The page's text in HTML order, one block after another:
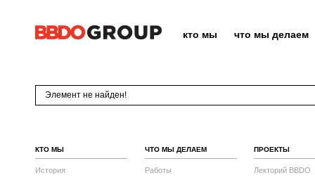
кто мы что мы делаем
Элемент не найден!
КТО МЫ
История
ЧТО МЫ ДЕЛАЕМ
Работы
ПРОЕКТЫ
Лекторий BBDO